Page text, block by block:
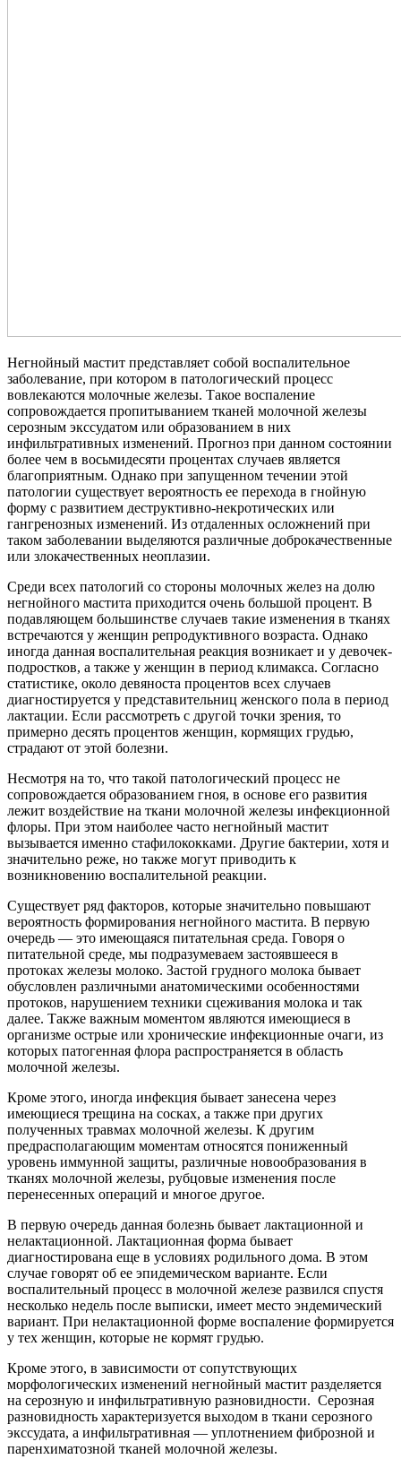
Негнойный мастит представляет собой воспалительное
заболевание, при котором в патологический процесс
вовлекаются молочные железы. Такое воспаление
сопровождается пропитыванием тканей молочной железы
серозным экссудатом или образованием в них
инфильтративных изменений. Прогноз при данном состоянии
более чем в восьмидесяти процентах случаев является
благоприятным. Однако при запущенном течении этой
патологии существует вероятность ее перехода в гнойную
форму с развитием деструктивно-некротических или
гангренозных изменений. Из отдаленных осложнений при
таком заболевании выделяются различные доброкачественные
или злокачественных неоплазии.
Среди всех патологий со стороны молочных желез на долю
негнойного мастита приходится очень большой процент. В
подавляющем большинстве случаев такие изменения в тканях
встречаются у женщин репродуктивного возраста. Однако
иногда данная воспалительная реакция возникает и у девочек-
подростков, а также у женщин в период климакса. Согласно
статистике, около девяноста процентов всех случаев
диагностируется у представительниц женского пола в период
лактации. Если рассмотреть с другой точки зрения, то
примерно десять процентов женщин, кормящих грудью,
страдают от этой болезни.
Несмотря на то, что такой патологический процесс не
сопровождается образованием гноя, в основе его развития
лежит воздействие на ткани молочной железы инфекционной
флоры. При этом наиболее часто негнойный мастит
вызывается именно стафилококками. Другие бактерии, хотя и
значительно реже, но также могут приводить к
возникновению воспалительной реакции.
Существует ряд факторов, которые значительно повышают
вероятность формирования негнойного мастита. В первую
очередь — это имеющаяся питательная среда. Говоря о
питательной среде, мы подразумеваем застоявшееся в
протоках железы молоко. Застой грудного молока бывает
обусловлен различными анатомическими особенностями
протоков, нарушением техники сцеживания молока и так
далее. Также важным моментом являются имеющиеся в
организме острые или хронические инфекционные очаги, из
которых патогенная флора распространяется в область
молочной железы.
Кроме этого, иногда инфекция бывает занесена через
имеющиеся трещина на сосках, а также при других
полученных травмах молочной железы. К другим
предрасполагающим моментам относятся пониженный
уровень иммунной защиты, различные новообразования в
тканях молочной железы, рубцовые изменения после
перенесенных операций и многое другое.
В первую очередь данная болезнь бывает лактационной и
нелактационной. Лактационная форма бывает
диагностирована еще в условиях родильного дома. В этом
случае говорят об ее эпидемическом варианте. Если
воспалительный процесс в молочной железе развился спустя
несколько недель после выписки, имеет место эндемический
вариант. При нелактационной форме воспаление формируется
у тех женщин, которые не кормят грудью.
Кроме этого, в зависимости от сопутствующих
морфологических изменений негнойный мастит разделяется
на серозную и инфильтративную разновидности. Серозная
разновидность характеризуется выходом в ткани серозного
экссудата, а инфильтративная — уплотнением фиброзной и
паренхиматозной тканей молочной железы.